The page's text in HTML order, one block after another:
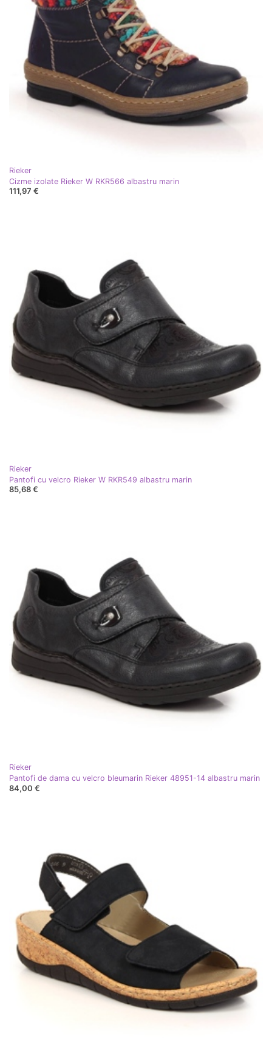
Rieker
Cizme izolate Rieker W RKR566 albastru marin
111,97 €
Rieker
Pantofi cu velcro Rieker W RKR549 albastru marin
85,68 €
Rieker
Pantofi de dama cu velcro bleumarin Rieker 48951-14 albastru marin
84,00 €